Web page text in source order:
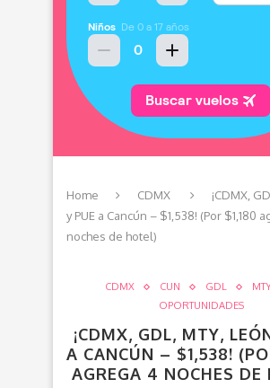
Home CDMX
¡CDMX,
y PUE a Cancún – $1,538! (Por $1,180
noches de hotel)
CDMX CUN GDL
OPORTUNIDADES
¡CDMX, GDL, MTY,
A CANCÚN – $1,538!
AGREGA 4 NOCHES DE